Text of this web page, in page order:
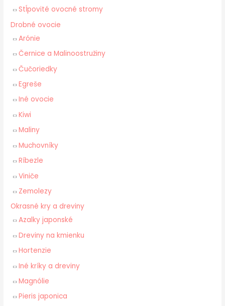
Stĺpovité ovocné stromy
Drobné ovocie
Arónie
Černice a Malinoostružiny
Čučoriedky
Egreše
Iné ovocie
Kiwi
Maliny
Muchovníky
Ríbezle
Viniče
Zemolezy
Okrasné kry a dreviny
Azalky japonské
Dreviny na kmienku
Hortenzie
Iné kríky a dreviny
Magnólie
Pieris japonica